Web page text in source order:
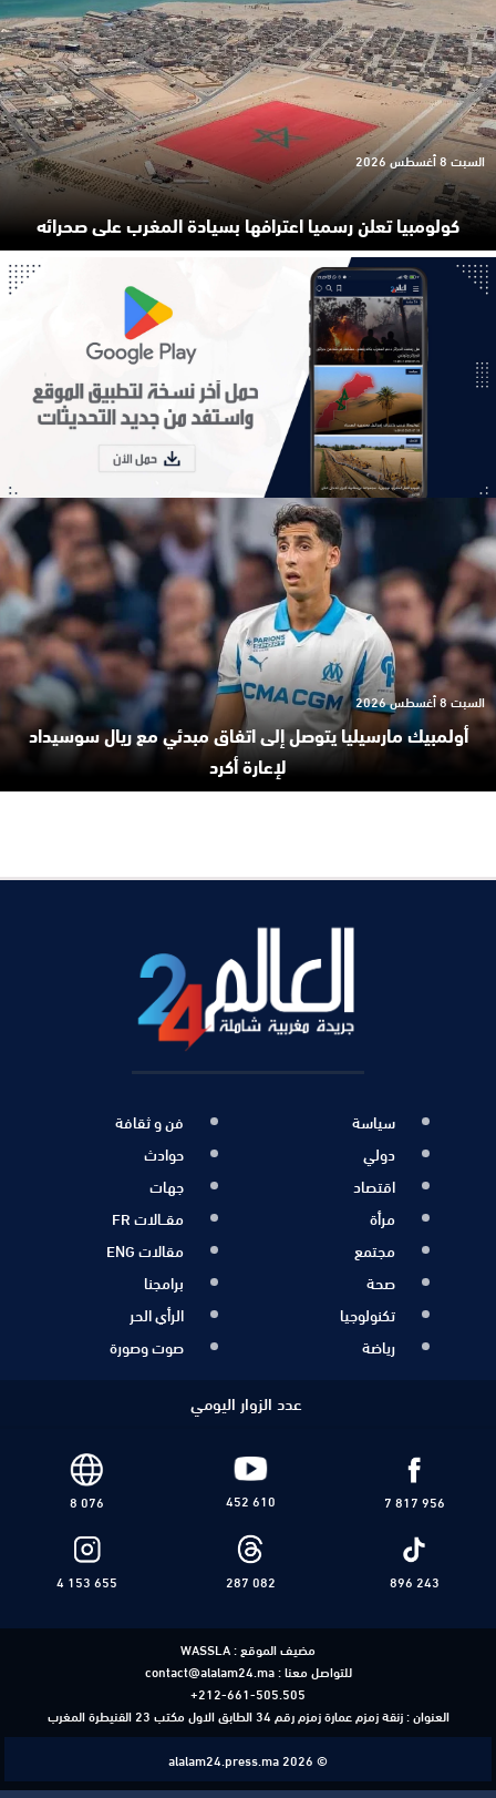
كولومبيا تعلن رسميا اعترافها بسيادة المغرب على صحرائه
السبت 8 أغسطس 2026
أولمبيك مارسيليا يتوصل إلى اتفاق مبدئي مع ريال سوسيداد
لإعارة أكرد
السبت 8 أغسطس 2026
سياسة
دولي
اقتصاد
مرأة
مجتمع
صحة
تكنولوجيا
رياضة
فن و ثقافة
حوادث
جهات
مقــالات FR
مقالات ENG
برامجنا
الرأي الحر
صوت وصورة
عدد الزوار اليومي
7 817 956
452 610
8 076
896 243
287 082
4 153 655
مضيف الموقع :WASSLA
للتواصل معنا :contact@alalam24.ma
+212-661-505.505
العنوان : زنقة زمزم عمارة زمزم رقم 34 الطابق الاول مكتب 23 القنيطرة المغرب
alalam24.press.ma 2026 ©